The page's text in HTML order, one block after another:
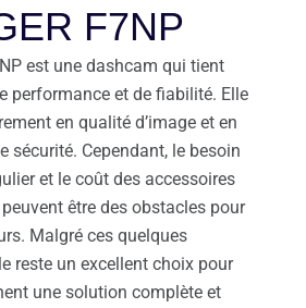
F7NP
est une dashcam qui tient
performance et de fiabilité. Elle
en qualité d’image et en
sécurité. Cependant, le besoin
et le coût des accessoires
être des obstacles pour
Malgré ces quelques
reste un excellent choix pour
une solution complète et